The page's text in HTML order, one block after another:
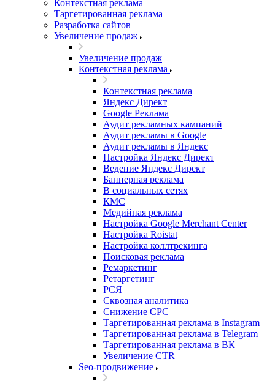
Контекстная реклама
Таргетированная реклама
Разработка сайтов
Увеличение продаж
Увеличение продаж
Контекстная реклама
Контекстная реклама
Яндекс Директ
Google Реклама
Аудит рекламных кампаний
Аудит рекламы в Google
Аудит рекламы в Яндекс
Настройка Яндекс Директ
Ведение Яндекс Директ
Баннерная реклама
В социальных сетях
КМС
Медийная реклама
Настройка Google Merchant Center
Настройка Roistat
Настройка коллтрекинга
Поисковая реклама
Ремаркетинг
Ретаргетинг
РСЯ
Сквозная аналитика
Снижение CPC
Таргетированная реклама в Instagram
Таргетированная реклама в Telegram
Таргетированная реклама в ВК
Увеличение CTR
Seo-продвижение